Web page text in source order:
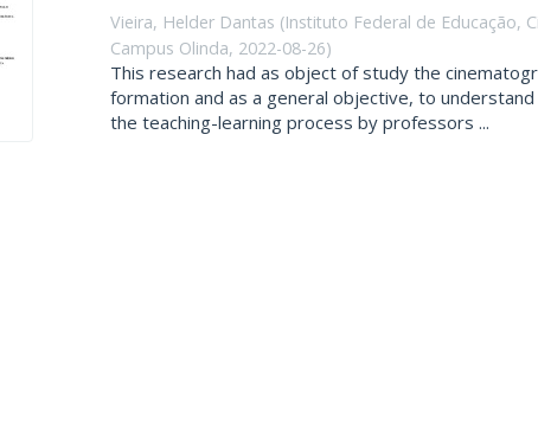
Vieira, Helder Dantas (Instituto Federal de Educação,
Campus Olinda, 2022-08-26)
This research had as object of study the
formation and as a general objective, to
the teaching-learning process by professors ...